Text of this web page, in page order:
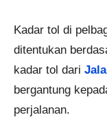
Kadar tol di
ditentukan
kadar tol dari
bergantung
perjalanan.